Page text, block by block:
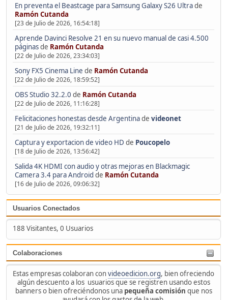
En preventa el Beastcage para Samsung Galaxy S26 Ultrade
Ramón Cutanda
[23 de Julio de 2026, 16:54:18]
Aprende Davinci Resolve 21 en su nuevo manual de casi 4.500
páginasde Ramón Cutanda
[22 de Julio de 2026, 23:34:03]
Sony FX5 Cinema Line de Ramón Cutanda
[22 de Julio de 2026, 18:59:52]
OBS Studio 32.2.0 de Ramón Cutanda
[22 de Julio de 2026, 11:16:28]
Felicitaciones honestas desde Argentinade videonet
[21 de Julio de 2026, 19:32:11]
Captura y exportacion de video HD de Poucopelo
[18 de Julio de 2026, 13:56:42]
Salida 4K HDMI con audio y otras mejoras en Blackmagic
Camera 3.4 para Android de Ramón Cutanda
[16 de Julio de 2026, 09:06:32]
Usuarios Conectados
188 Visitantes, 0 Usuarios
Colaboraciones
Estas empresas colaboran convideoedicion.org, bien ofreciendo
algún descuento a los usuarios que se registren usando estos
banners o bien ofreciéndonos una pequeña comisión que nos